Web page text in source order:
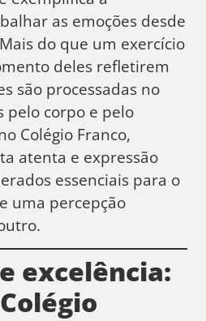
as emoções desde
do que um exercício
deles refletirem
são processadas no
pelo corpo e pelo
Colégio Franco,
atenta e expressão
essenciais para o
uma percepção
excelência: